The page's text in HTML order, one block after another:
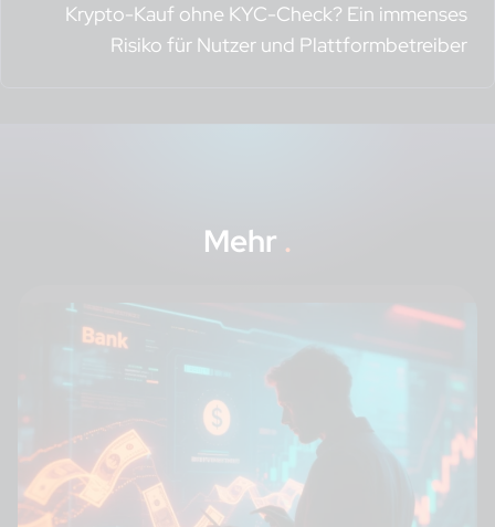
Krypto-Kauf ohne KYC-Check? Ein immenses
Risiko für Nutzer und Plattformbetreiber
Mehr .